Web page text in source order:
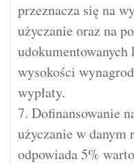
przeznacza się na
użyczanie oraz na
wysokości
wypłaty.
7. Dofinansowanie
użyczanie w danym
odpowiada 5%